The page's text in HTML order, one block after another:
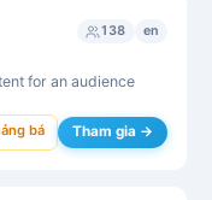
138 en
for an audience
bá Tham gia →